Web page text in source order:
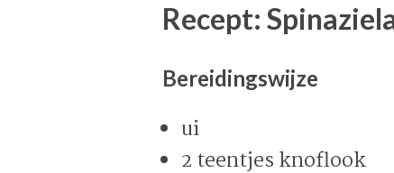
Recept:
Bereidingswijze
ui
2 teentjes knoflook